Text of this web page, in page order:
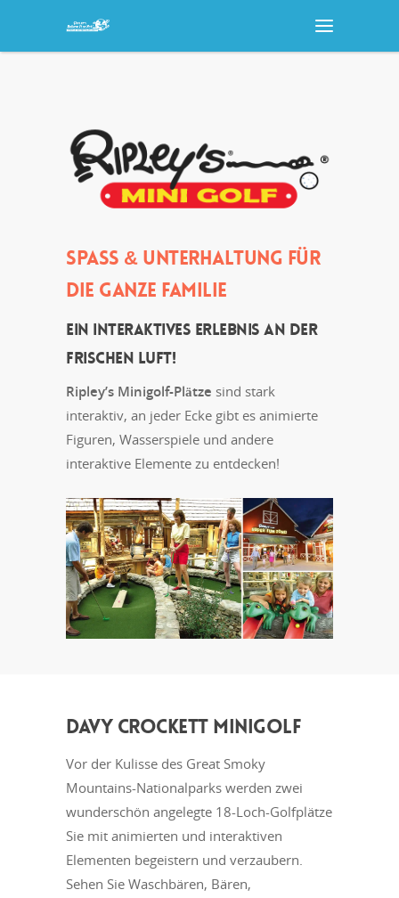
SPASS & UNTERHALTUNG FÜR D
IE GANZE FAMILIE
Ein interaktives Erlebnis an der
frischen Luft!
Ripley’s Minigolf-Plätze sind stark
interaktiv, an jeder Ecke gibt es animierte
Figuren, Wasserspiele und andere
interaktive Elemente zu entdecken!
DAVY CROCKETT MINIGOLF
Vor der Kulisse des Great Smoky
Mountains-Nationalparks werden zwei
wunderschön angelegte 18-Loch-Golfplätze
Sie mit animierten und interaktiven
Elementen begeistern und verzaubern.
Sehen Sie Waschbären, Bären,